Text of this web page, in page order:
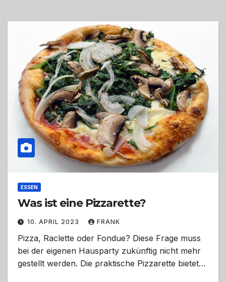
ESSEN
Was ist eine Pizzarette?
10. APRIL 2023 FRANK
Pizza, Raclette oder Fondue? Diese Frage muss
bei der eigenen Hausparty zukünftig nicht mehr
gestellt werden. Die praktische Pizzarette bietet…